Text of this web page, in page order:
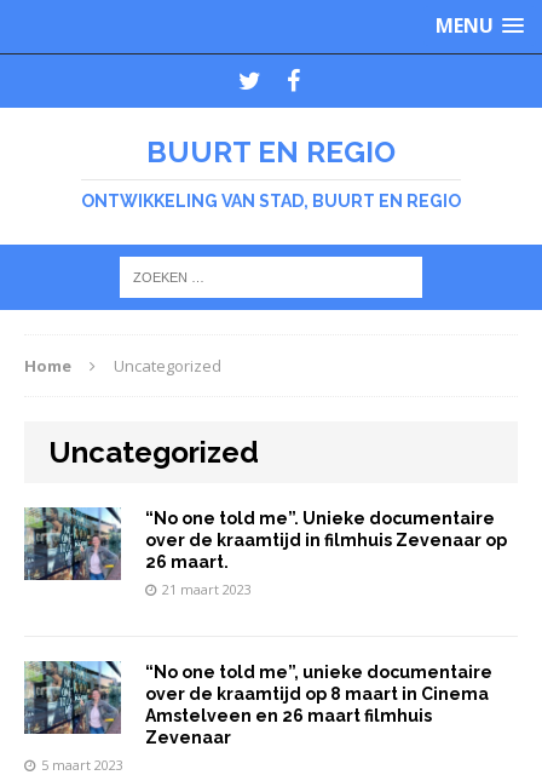
MENU
BUURT EN REGIO
ONTWIKKELING VAN STAD, BUURT EN REGIO
Home Uncategorized
Uncategorized
“No one told me”. Unieke documentaire
over de kraamtijd in filmhuis Zevenaar op
26 maart.
21 maart 2023
“No one told me”, unieke documentaire
over de kraamtijd op 8 maart in Cinema
Amstelveen en 26 maart filmhuis
Zevenaar
5 maart 2023